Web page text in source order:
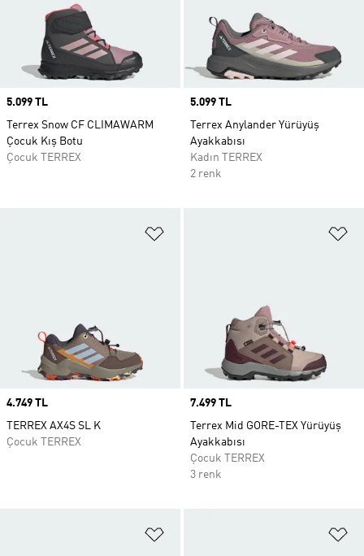
Price
5.099 TL
Terrex Snow CF CLIMAWARM
Çocuk Kış Botu
Çocuk TERREX
Price
5.099 TL
Terrex Anylander Yürüyüş
Ayakkabısı
Kadın TERREX
2 renk
Price
4.749 TL
TERREX AX4S SL K
Çocuk TERREX
Price
7.499 TL
Terrex Mid GORE-TEX Yürüyüş
Ayakkabısı
Çocuk TERREX
3 renk